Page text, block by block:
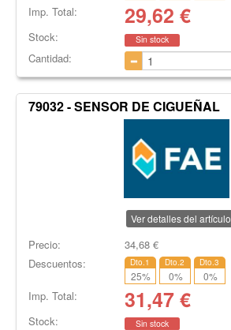
Imp. Total: 29,62 €
Stock: Sin stock
Cantidad:
79032 - SENSOR DE CIGUEÑAL
Ver detalles del artículo
Precio: 34,68€
Descuentos:
Dto.1
25%
Dto.2
0%
Dto.3
0%
Imp. Total: 31,47€
Stock: Sin stock